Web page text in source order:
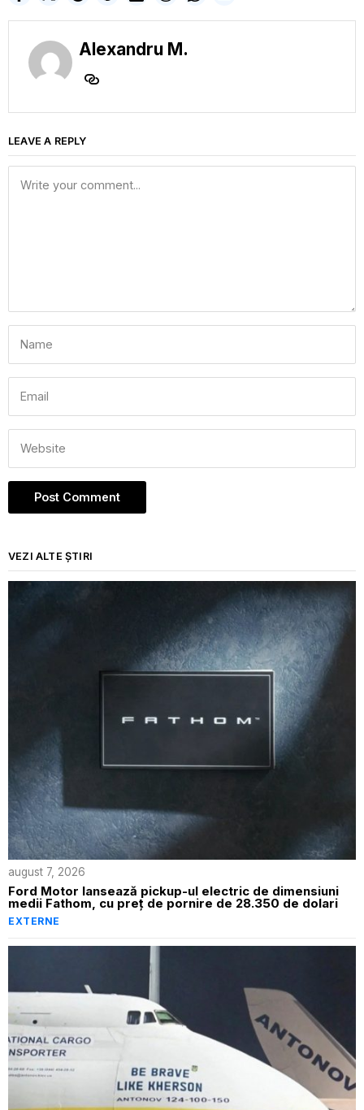
Alexandru M.
LEAVE A REPLY
VEZI ALTE ȘTIRI
august 7, 2026
Ford Motor lansează pickup-ul electric de dimensiuni
medii Fathom, cu preț de pornire de 28.350 de dolari
EXTERNE